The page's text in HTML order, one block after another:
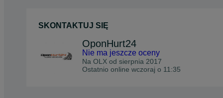
SKONTAKTUJ SIĘ
OponHurt24
Nie ma jeszcze oceny
Na OLX od sierpnia 2017
Ostatnio online wczoraj o 11:35